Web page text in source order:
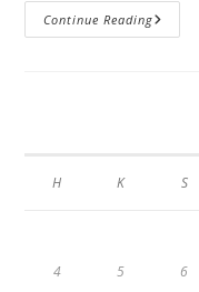
Continue ReadingAhol
Az
H K S
4 5 6